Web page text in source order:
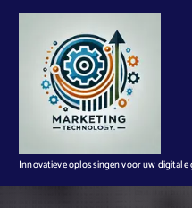
n
Innovatieve oplossingen voor uw digitale